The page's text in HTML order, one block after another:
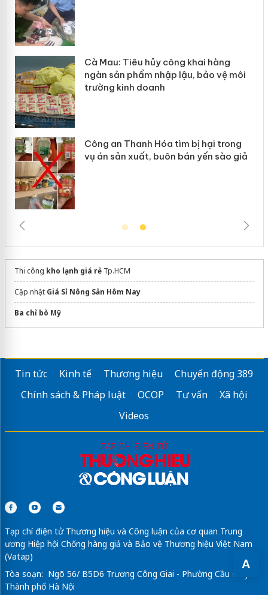
A
Cà Mau: Tiêu hủy công khai hàng
ngàn sản phẩm nhập lậu, bảo vệ môi
trường kinh doanh
Công an Thanh Hóa tìm bị hại trong
vụ án sản xuất, buôn bán yến sào giả
Thi công kho lạnh giá rẻTp.HCM
Cập nhật Giá Sỉ Nông Sản Hôm Nay
Ba chỉ bò Mỹ
Tin tức Kinh tế Thương hiệu
Chuyển động 389
Chính sách & Pháp luật
OCOP Tư vấn
Xã hội
Videos
Tạp chí điện tử Thương hiệu và Công luận của cơ quan Trung
ương Hiệp hội Chống hàng giả và Bảo vệ Thương hiệu Việt Nam
(Vatap)
Tòa soạn: Ngõ 56/ B5D6 Trương Công Giai - Phường Cầu Giấy -
Thành phố Hà Nội